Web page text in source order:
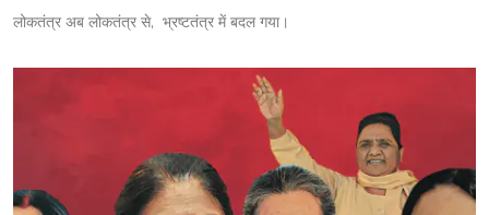
लोकतंत्र अब लोकतंत्र से, भ्रष्टतंत्र में बदल गया।